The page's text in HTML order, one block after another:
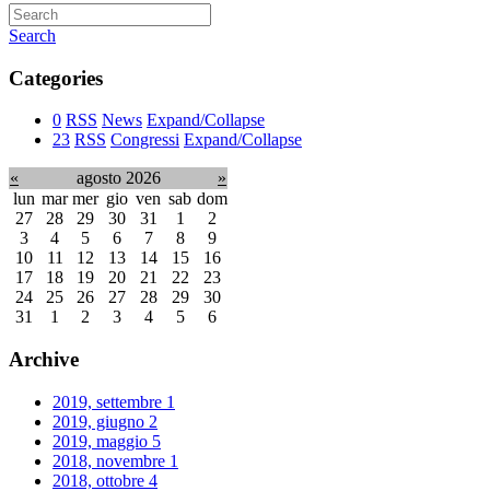
Search
Categories
0 RSS News Expand/Collapse
23 RSS Congressi Expand/Collapse
« agosto 2026
»
lun mar mer gio ven sab dom
27
28 29 30 31 1
2
3
4 5 6 7 8
9
10
11 12 13 14 15
16
17
18 19 20 21 22
23
24
25 26 27 28 29
30
31
1 2 3 4 5 6
Archive
2019, settembre 1
2019, giugno 2
2019, maggio 5
2018, novembre 1
2018, ottobre 4